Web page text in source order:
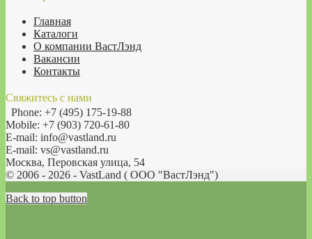
Главная
Каталоги
О компании ВастЛэнд
Вакансии
Контакты
Свяжитесь с нами
Phone: +7 (495) 175-19-88
Mobile: +7 (903) 720-61-80
E-mail: info@vastland.ru
E-mail: vs@vastland.ru
Москва, Перовская улица, 54
© 2006 - 2026 - VastLand ( OOO "ВастЛэнд")
Back to top button